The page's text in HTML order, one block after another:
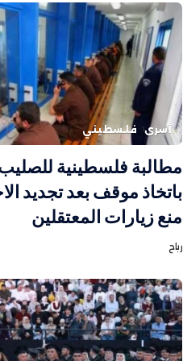
أسرى فلسطيني
مطالبة فلسطينية للصليب
باتخاذ موقف بعد تجديد
منع زيارات المعتقلين
رباح